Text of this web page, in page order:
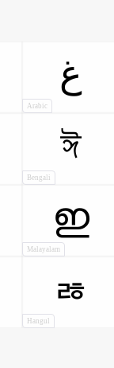
ﻍ
Arabic
ঈ
Bengali
ഇ
Malayalam
ㅀ
Hangul